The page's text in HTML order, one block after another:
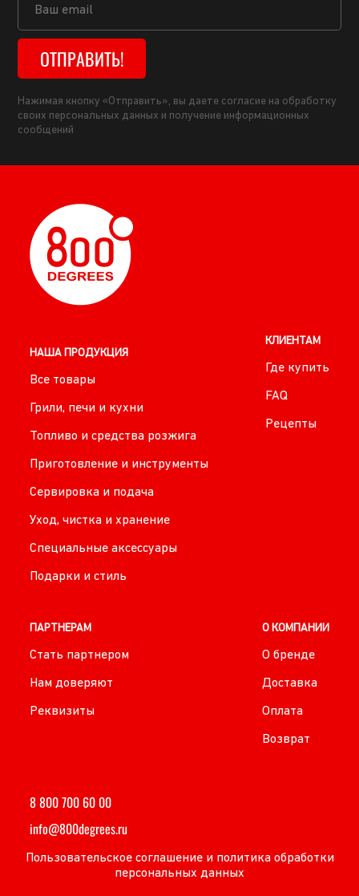
ОТПРАВИТЬ!
Нажимая кнопку «Отправить», вы даете согласие на обработку
своих персональных данных и получение информационных
сообщений
НАША ПРОДУКЦИЯ
Все товары
Грили, печи и кухни
Топливо и средства розжига
Приготовление и инструменты
Сервировка и подача
Уход, чистка и хранение
Специальные аксессуары
Подарки и стиль
КЛИЕНТАМ
Где купить
FAQ
Рецепты
ПАРТНЕРАМ
Стать партнером
Нам доверяют
Реквизиты
О КОМПАНИИ
О бренде
Доставка
Оплата
Возврат
8 800 700 60 00
info@800degrees.ru
Пользовательское соглашение и политика обработки
персональных данных